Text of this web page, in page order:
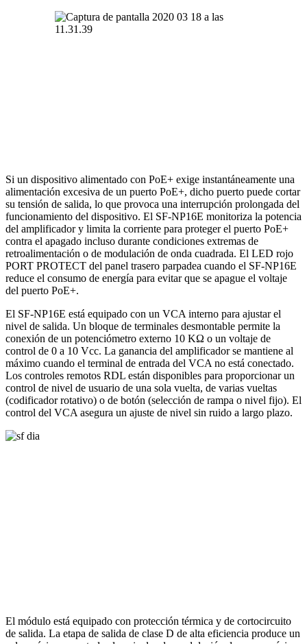
Si un dispositivo alimentado con PoE+ exige instantáneamente una
alimentación excesiva de un puerto PoE+, dicho puerto puede cortar
su tensión de salida, lo que provoca una interrupción prolongada del
funcionamiento del dispositivo. El SF-NP16E monitoriza la potencia
del amplificador y limita la corriente para proteger el puerto PoE+
contra el apagado incluso durante condiciones extremas de
retroalimentación o de modulación de onda cuadrada. El LED rojo
PORT PROTECT del panel trasero parpadea cuando el SF-NP16E
reduce el consumo de energía para evitar que se apague el voltaje
del puerto PoE+.
El SF-NP16E está equipado con un VCA interno para ajustar el
nivel de salida. Un bloque de terminales desmontable permite la
conexión de un potenciómetro externo 10 KΩ o un voltaje de
control de 0 a 10 Vcc. La ganancia del amplificador se mantiene al
máximo cuando el terminal de entrada del VCA no está conectado.
Los controles remotos RDL están disponibles para proporcionar un
control de nivel de usuario de una sola vuelta, de varias vueltas
(codificador rotativo) o de botón (selección de rampa o nivel fijo). El
control del VCA asegura un ajuste de nivel sin ruido a largo plazo.
El módulo está equipado con protección térmica y de cortocircuito
de salida. La etapa de salida de clase D de alta eficiencia produce un